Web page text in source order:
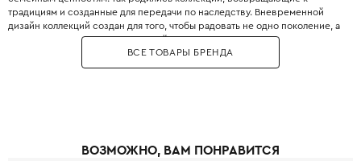
традициям и созданные для передачи по наследству. Вневременной
дизайн коллекций создан для того, чтобы радовать не одно поколение, а
передаваться от старших дочерей младшим.
В переводе с итальянского "C'era una volta" означает "Жили-были,
именно так, как начинаются многие детские сказки. Сама одежда этого
напоминают эпоху начала XX века.
ВСЕ ТОВАРЫ БРЕНДА
ВОЗМОЖНО, ВАМ ПОНРАВИТСЯ